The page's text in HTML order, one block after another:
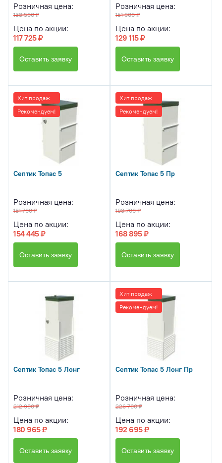
Розничная цена:
138 500 ₽
Цена по акции:
117 725 ₽
Оставить заявку
Розничная цена:
151 900 ₽
Цена по акции:
129 115 ₽
Оставить заявку
Хит продаж
Рекомендуем!
Септик Топас 5
Розничная цена:
181 700 ₽
Цена по акции:
154 445 ₽
Оставить заявку
Хит продаж
Рекомендуем!
Септик Топас 5 Пр
Розничная цена:
198 700 ₽
Цена по акции:
168 895 ₽
Оставить заявку
Септик Топас 5 Лонг
Розничная цена:
212 900 ₽
Цена по акции:
180 965 ₽
Оставить заявку
Хит продаж
Рекомендуем!
Септик Топас 5 Лонг Пр
Розничная цена:
226 700 ₽
Цена по акции:
192 695 ₽
Оставить заявку